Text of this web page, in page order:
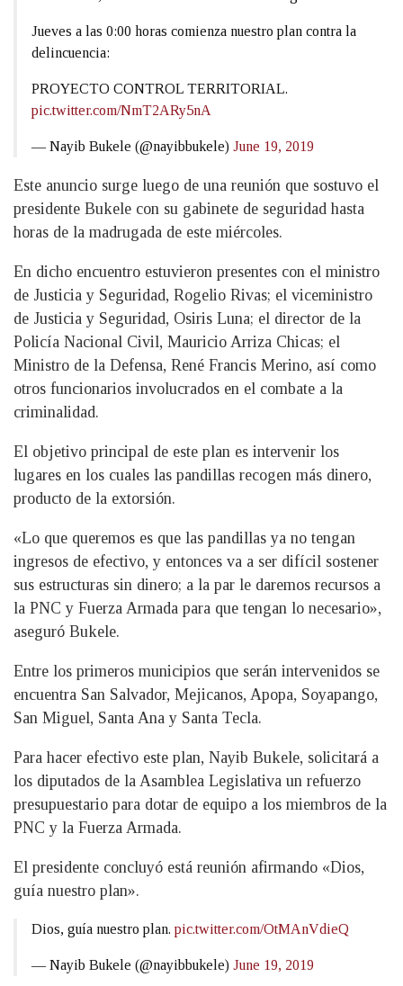
Jueves a las 0:00 horas comienza nuestro plan contra la
delincuencia:
PROYECTO CONTROL TERRITORIAL.
pic.twitter.com/NmT2ARy5nA
— Nayib Bukele (@nayibbukele) June 19, 2019
Este anuncio surge luego de una reunión que sostuvo el
presidente Bukele con su gabinete de seguridad hasta
horas de la madrugada de este miércoles.
En dicho encuentro estuvieron presentes con el ministro
de Justicia y Seguridad, Rogelio Rivas; el viceministro
de Justicia y Seguridad, Osiris Luna; el director de la
Policía Nacional Civil, Mauricio Arriza Chicas; el
Ministro de la Defensa, René Francis Merino, así como
otros funcionarios involucrados en el combate a la
criminalidad.
El objetivo principal de este plan es intervenir los
lugares en los cuales las pandillas recogen más dinero,
producto de la extorsión.
«Lo que queremos es que las pandillas ya no tengan
ingresos de efectivo, y entonces va a ser difícil sostener
sus estructuras sin dinero; a la par le daremos recursos a
la PNC y Fuerza Armada para que tengan lo necesario»,
aseguró Bukele.
Entre los primeros municipios que serán intervenidos se
encuentra San Salvador, Mejicanos, Apopa, Soyapango,
San Miguel, Santa Ana y Santa Tecla.
Para hacer efectivo este plan, Nayib Bukele, solicitará a
los diputados de la Asamblea Legislativa un refuerzo
presupuestario para dotar de equipo a los miembros de la
PNC y la Fuerza Armada.
El presidente concluyó está reunión afirmando «Dios,
guía nuestro plan».
Dios, guía nuestro plan. pic.twitter.com/OtMAnVdieQ
— Nayib Bukele (@nayibbukele) June 19, 2019